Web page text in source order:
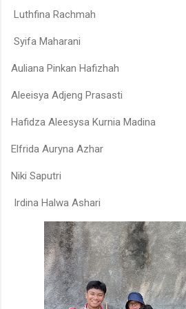
Luthfina Rachmah
Syifa Maharani
Auliana Pinkan Hafizhah
Aleeisya Adjeng Prasasti
Hafidza Aleesysa Kurnia Madina
Elfrida Auryna Azhar
Niki Saputri
Irdina Halwa Ashari